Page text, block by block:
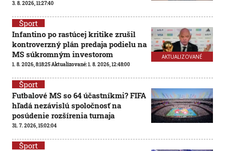
3. 8. 2026, 11:27:40
AKTUALIZOVANÉ
Šport
Infantino po rastúcej kritike zrušil
kontroverzný plán predaja podielu na
MS súkromným investorom
1. 8. 2026, 8:18:25Aktualizované:1. 8. 2026, 12:48:00
Šport
Futbalové MS so 64 účastníkmi? FIFA
hľadá nezávislú spoločnosť na
posúdenie rozšírenia turnaja
31. 7. 2026, 15:02:04
Šport